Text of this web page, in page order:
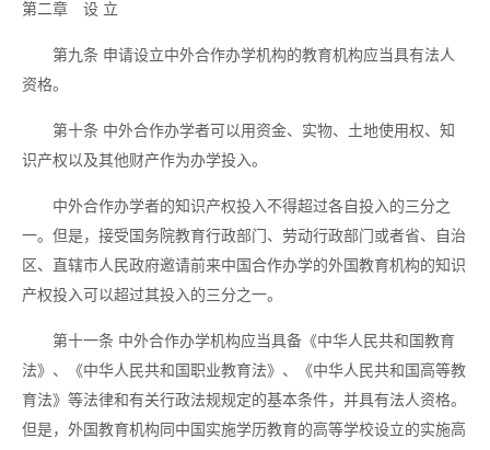
第二章 设 立
第九条 申请设立中外合作办学机构的教育机构应当具有法人
资格。
第十条 中外合作办学者可以用资金、实物、土地使用权、知
识产权以及其他财产作为办学投入。
中外合作办学者的知识产权投入不得超过各自投入的三分之
一。但是，接受国务院教育行政部门、劳动行政部门或者省、自治
区、直辖市人民政府邀请前来中国合作办学的外国教育机构的知识
产权投入可以超过其投入的三分之一。
第十一条 中外合作办学机构应当具备《中华人民共和国教育
法》、《中华人民共和国职业教育法》、《中华人民共和国高等教
育法》等法律和有关行政法规规定的基本条件，并具有法人资格。
但是，外国教育机构同中国实施学历教育的高等学校设立的实施高